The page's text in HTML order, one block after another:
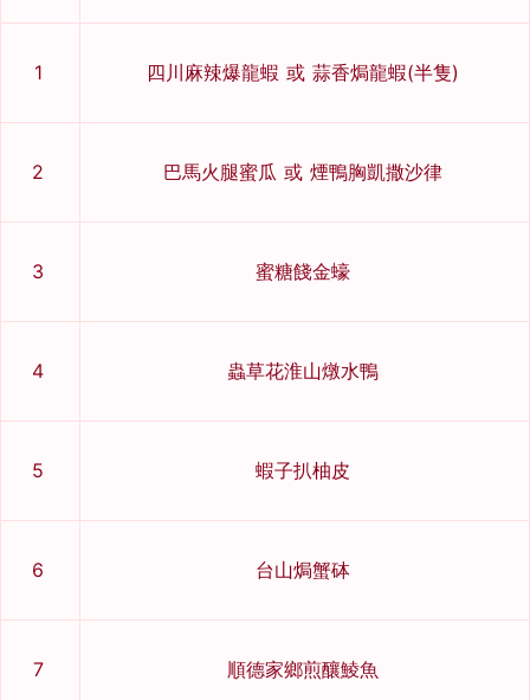
1 四川麻辣爆龍蝦 或 蒜香焗龍蝦(半隻)
2 巴馬火腿蜜瓜 或 煙鴨胸凱撒沙律
3 蜜糖餞金蠔
4 蟲草花淮山燉水鴨
5 蝦子扒柚皮
6 台山焗蟹砵
7 順德家鄉煎釀鯪魚